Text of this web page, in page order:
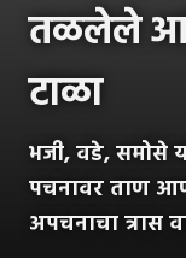
तळलेले
टाळा
भजी, वडे, समोसे
पचनावर ताण
अपचनाचा त्रास